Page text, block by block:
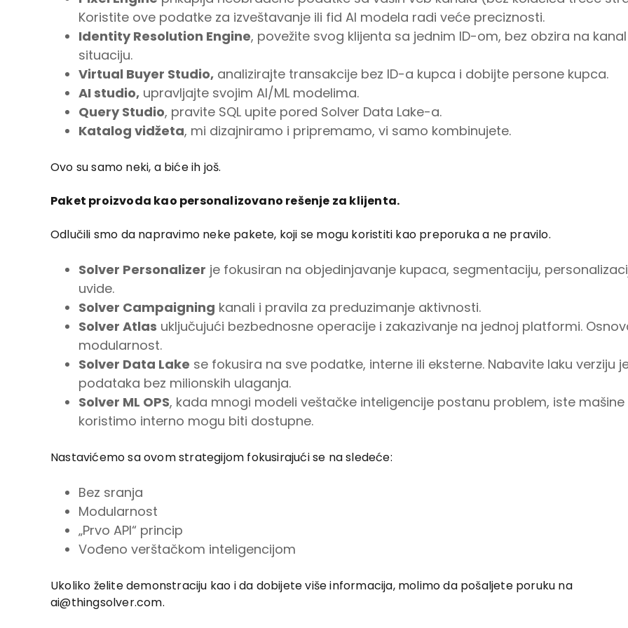
Koristite ove podatke za izveštavanje ili fid AI modela radi veće preciznosti.
Identity Resolution Engine, povežite svog klijenta sa jednim ID-om, bez obzira na kanal
situaciju.
Virtual Buyer Studio, analizirajte transakcije bez ID-a kupca i dobijte persone kupca.
AI studio, upravljajte svojim AI/ML modelima.
Query Studio, pravite SQL upite pored Solver Data Lake-a.
Katalog vidžeta, mi dizajniramo i pripremamo, vi samo kombinujete.
Ovo su samo neki, a biće ih još.
Paket proizvoda kao personalizovano rešenje za klijenta.
Odlučili smo da napravimo neke pakete, koji se mogu koristiti kao preporuka a ne pravilo.
Solver Personalizer je fokusiran na objedinjavanje kupaca, segmentaciju,
uvide.
Solver Campaigning kanali i pravila za preduzimanje aktivnosti.
Solver Atlas uključujući bezbednosne operacije i zakazivanje na jednoj platformi.
modularnost.
Solver Data Lake se fokusira na sve podatke, interne ili eksterne. Nabavite laku verziju
podataka bez milionskih ulaganja.
Solver ML OPS, kada mnogi modeli veštačke inteligencije postanu problem, iste mašine
koristimo interno mogu biti dostupne.
Nastavićemo sa ovom strategijom fokusirajući se na sledeće:
Bez sranja
Modularnost
„Prvo API“ princip
Vođeno verštačkom inteligencijom
Ukoliko želite demonstraciju kao i da dobijete više informacija, molimo da pošaljete poruku na
ai@thingsolver.com.